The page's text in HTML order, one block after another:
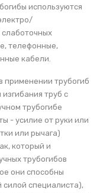
используются
телефонные,
кабели.
применении трубогиб
труб с
трубогибе
- усилие от руки или
или рычага)
который и
трубогибов
они способны
силой специалиста),